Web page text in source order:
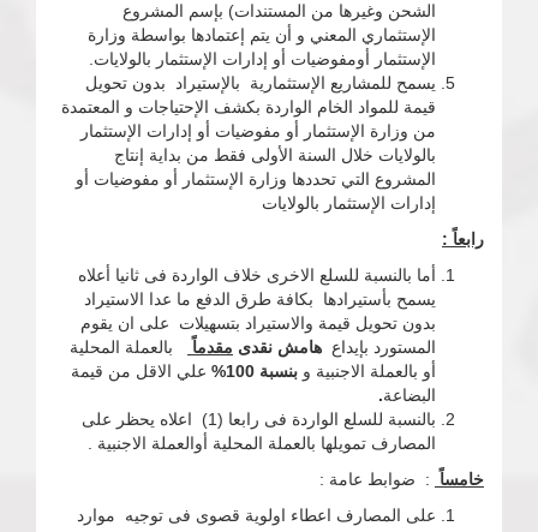
الشحن وغيرها من المستندات) بإسم المشروع
الإستثماري المعني و أن يتم إعتمادها بواسطة وزارة
الإستثمار أومفوضيات أو إدارات الإستثمار بالولايات.
يسمح للمشاريع الإستثمارية بالإستيراد بدون تحويل
قيمة للمواد الخام الواردة بكشف الإحتياجات و المعتمدة
من وزارة الإستثمار أو مفوضيات أو إدارات الإستثمار
بالولايات خلال السنة الأولى فقط من بداية إنتاج
المشروع التي تحددها وزارة الإستثمار أو مفوضيات أو
إدارات الإستثمار بالولايات
رابعاً :
أما بالنسبة للسلع الاخرى خلاف الواردة فى ثانيا أعلاه
يسمح بأستيرادها بكافة طرق الدفع ما عدا الاستيراد
بدون تحويل قيمة والاستيراد بتسهيلات على ان يقوم
المستورد بإيداع هامش نقدى مقدماً
بالعملة المحلية
أو بالعملة الاجنبية و بنسبة 100%
علي الاقل من قيمة
البضاعة.
بالنسبة للسلع الواردة فى رابعا (1) اعلاه يحظر على
المصارف تمويلها بالعملة المحلية أوالعملة الاجنبية .
خامساً
: ضوابط عامة :
على المصارف اعطاء اولوية قصوى فى توجيه موارد